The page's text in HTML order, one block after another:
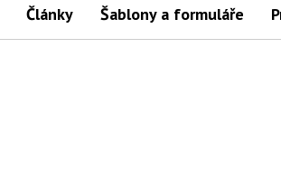
Články Šablony a formuláře